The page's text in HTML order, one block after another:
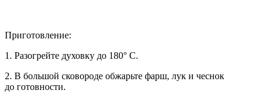
Приготовление:
1. Разогрейте духовку до 180° C.
2. В большой сковороде обжарьте фарш, лук и чеснок
до готовности.